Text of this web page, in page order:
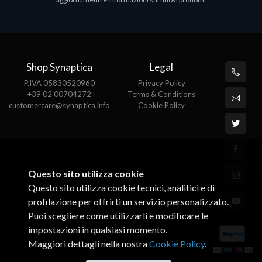
Shop Synaptica
P.IVA 05830520960
+39 02 00704272
customercare@synaptica.info
Legal
Privacy Policy
Terms & Conditions
Cookie Policy
Questo sito utilizza cookie
Questo sito utilizza cookie tecnici, analitici e di
profilazione per offrirti un servizio personalizzato.
Puoi scegliere come utilizzarli e modificare le
impostazioni in qualsiasi momento.
Maggiori dettagli nella nostraCookie Policy.